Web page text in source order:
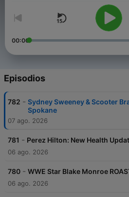
00:00
Episodios
782 - Sydney Sweeney & Scooter
Spokane
07 ago. 2026
781 - Perez Hilton: New Health
06 ago. 2026
780 - WWE Star Blake Monroe
06 ago. 2026